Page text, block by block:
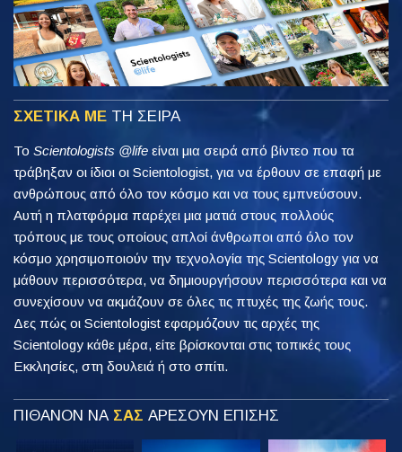
ΣΧΕΤΙΚΑ ΜΕ ΤΗ ΣΕΙΡΑ
Το Scientologists @life είναι μια σειρά από βίντεο που τα
τράβηξαν οι ίδιοι οι Scientologist, για να έρθουν σε επαφή με
ανθρώπους από όλο τον κόσμο και να τους εμπνεύσουν.
Αυτή η πλατφόρμα παρέχει μια ματιά στους πολλούς
τρόπους με τους οποίους απλοί άνθρωποι από όλο τον
κόσμο χρησιμοποιούν την τεχνολογία της Scientology για να
μάθουν περισσότερα, να δημιουργήσουν περισσότερα και να
συνεχίσουν να ακμάζουν σε όλες τις πτυχές της ζωής τους.
Δες πώς οι Scientologist εφαρμόζουν τις αρχές της
Scientology κάθε μέρα, είτε βρίσκονται στις τοπικές τους
Εκκλησίες, στη δουλειά ή στο σπίτι.
ΠΙΘΑΝΟΝ ΝΑ ΣΑΣ ΑΡΕΣΟΥΝ ΕΠΙΣΗΣ